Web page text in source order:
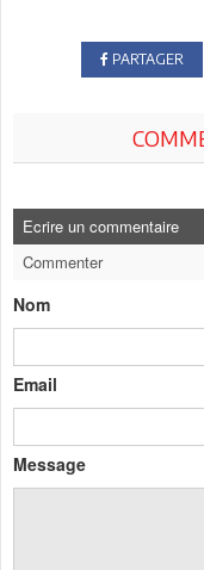
PARTAGER
Ecrire un commentaire
Commenter
Nom
Email
Message